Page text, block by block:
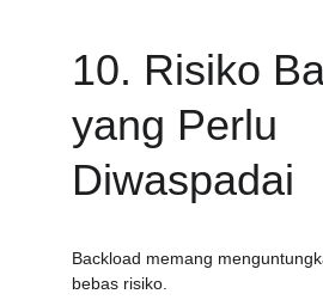
10. Risiko
yang Perlu
Diwaspadai
Backload memang
bebas risiko.